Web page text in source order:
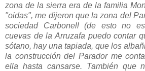
zona de la sierra era de la familia
"oidas", me dijeron que la zona del
sociedad Carbonell (de esto no
cuevas de la Arruzafa puedo contar
sótano, hay una tapiada, que los
la construcción del Parador me
ella hasta cansarse. También que